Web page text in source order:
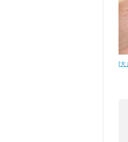
[大